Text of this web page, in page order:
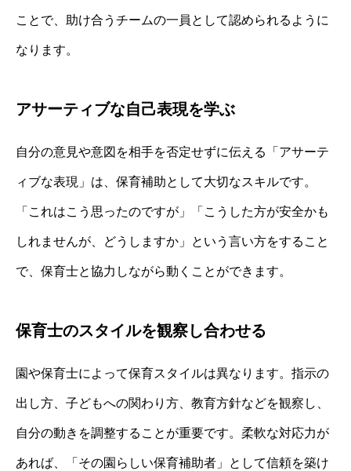
ことで、助け合うチームの一員として認められるように
なります。
アサーティブな自己表現を学ぶ
自分の意見や意図を相手を否定せずに伝える「アサーテ
ィブな表現」は、保育補助として大切なスキルです。
「これはこう思ったのですが」「こうした方が安全かも
しれませんが、どうしますか」という言い方をすること
で、保育士と協力しながら動くことができます。
保育士のスタイルを観察し合わせる
園や保育士によって保育スタイルは異なります。指示の
出し方、子どもへの関わり方、教育方針などを観察し、
自分の動きを調整することが重要です。柔軟な対応力が
あれば、「その園らしい保育補助者」として信頼を築け